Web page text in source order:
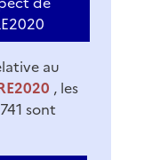
au
, les
sont